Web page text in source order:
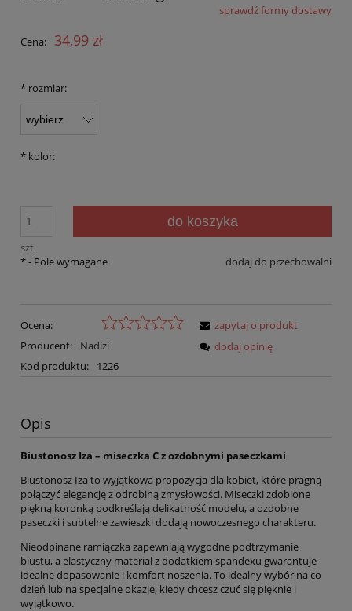
Cena nie zawiera ewentualnych kosztów płatnościsprawdź formy dostawy
Cena: 34,99 zł
* rozmiar:
* kolor:
szt.
do koszyka
dodaj do przechowalni
*- Pole wymagane
Ocena:
Producent:
Nadizi
Kod produktu:
1226
zapytaj o produkt
dodaj opinię
Opis
Biustonosz Iza – miseczka C z ozdobnymi paseczkami
Biustonosz Iza to wyjątkowa propozycja dla kobiet, które pragną
połączyć elegancję z odrobiną zmysłowości. Miseczki zdobione
piękną koronką podkreślają delikatność modelu, a ozdobne
paseczki i subtelne zawieszki dodają nowoczesnego charakteru.
Nieodpinane ramiączka zapewniają wygodne podtrzymanie
biustu, a elastyczny materiał z dodatkiem spandexu gwarantuje
idealne dopasowanie i komfort noszenia. To idealny wybór na co
dzień lub na specjalne okazje, kiedy chcesz czuć się pięknie i
wyjątkowo.